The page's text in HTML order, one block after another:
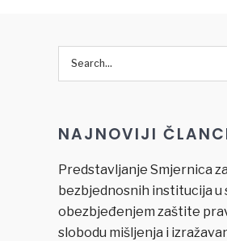
tolerancija
prema
osoba
NAJNOVIJI
Predstavljanje Smjernica
bezbjednosnih institucija u
obezbjeđenjem zaštite
slobodu mišljenja i